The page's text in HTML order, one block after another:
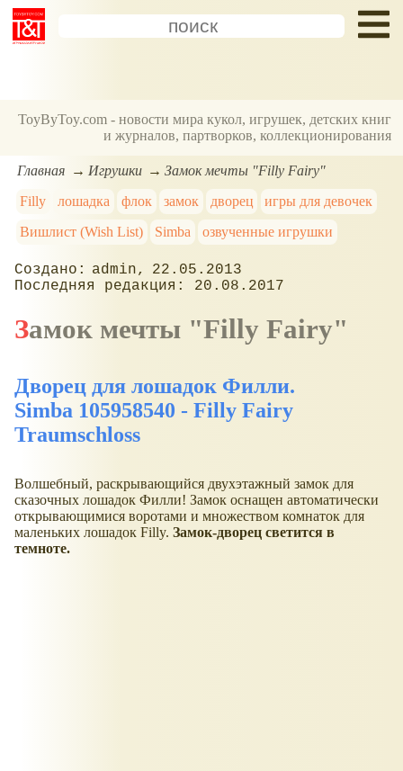
ToyByToy.com - новости мира кукол, игрушек, детских книг
и журналов, партворков, коллекционирования
Главная Игрушки
Замок мечты "Filly Fairy"
Filly
лошадка флок замок дворец
игры для девочек
Вишлист (Wish List)
Simba озвученные игрушки
admin
22.05.2013
20.08.2017
Замок мечты "Filly Fairy"
Дворец для лошадок Филли.
Simba 105958540 - Filly Fairy
Traumschloss
Волшебный, раскрывающийся двухэтажный замок для
сказочных лошадок Филли! Замок оснащен автоматически
открывающимися воротами и множеством комнаток для
маленьких лошадок Filly. Замок-дворец светится в
темноте.